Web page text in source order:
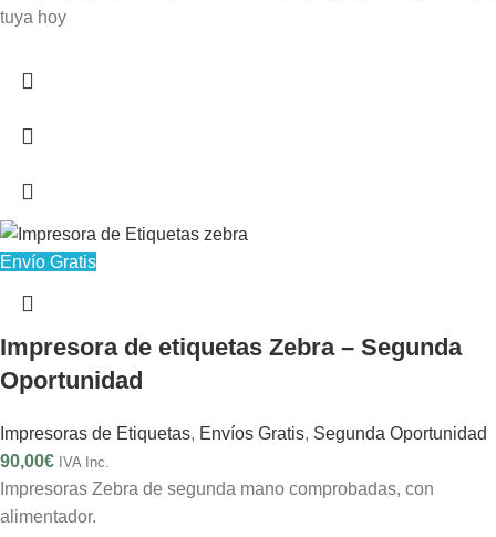
tuya hoy
Envío Gratis
Impresora de etiquetas Zebra – Segunda
Oportunidad
Impresoras de Etiquetas, Envíos Gratis, Segunda Oportunidad
90,00€ IVA Inc.
Impresoras Zebra de segunda mano comprobadas, con
alimentador.